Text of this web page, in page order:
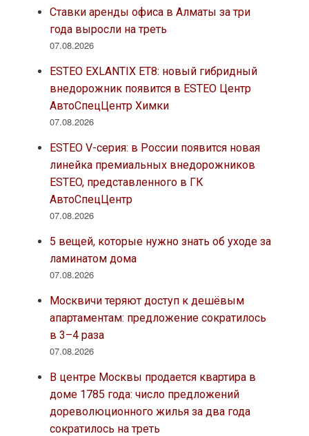
Ставки аренды офиса в Алматы за три
года выросли на треть
07.08.2026
ESTEO EXLANTIX ET8: новый гибридный
внедорожник появится в ESTEO Центр
АвтоСпецЦентр Химки
07.08.2026
ESTEO V-серия: в России появится новая
линейка премиальных внедорожников
ESTEO, представленного в ГК
АвтоСпецЦентр
07.08.2026
5 вещей, которые нужно знать об уходе за
ламинатом дома
07.08.2026
Москвичи теряют доступ к дешёвым
апартаментам: предложение сократилось
в 3–4 раза
07.08.2026
В центре Москвы продается квартира в
доме 1785 года: число предложений
дореволюционного жилья за два года
сократилось на треть